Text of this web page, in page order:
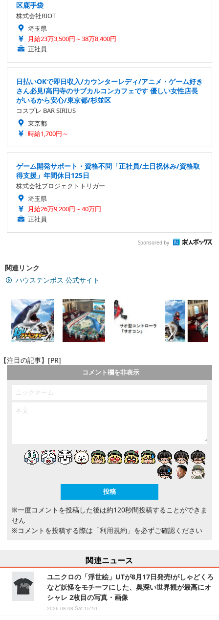
区鹿手袋
株式会社RIOT
埼玉県
月給23万3,500円～38万8,400円
正社員
日払いOKで即日収入/カウンターレディ/アニメ・ゲーム好き
さん必見!高円寺のサブカルコンカフェです 優しい女性店長
がいるから安心/東京都/杉並区
コスプレ BAR SIRIUS
東京都
時給1,700円～
ゲーム開発サポート・資格不問「正社員/土日祝休み/資格取
得支援」年間休日125日
株式会社プロジェクトトリガー
埼玉県
月給26万9,200円～40万円
正社員
Sponsored by
関連リンク
ハウステンボス 公式サイト
【注目の記事】[PR]
コメント欄を非表示
※一度コメントを投稿した後は約120秒間投稿することができま
せん
※コメントを投稿する際は 「利用規約」 を必ずご確認ください
関連ニュース
ユニクロの「浮世絵」UTが8月17日発売!がしゃどくろ
など妖怪をモチーフにした、奥深い世界観が最高にオ
シャレ 2枚目の写真・画像
2026.08.08 Sat 15:10